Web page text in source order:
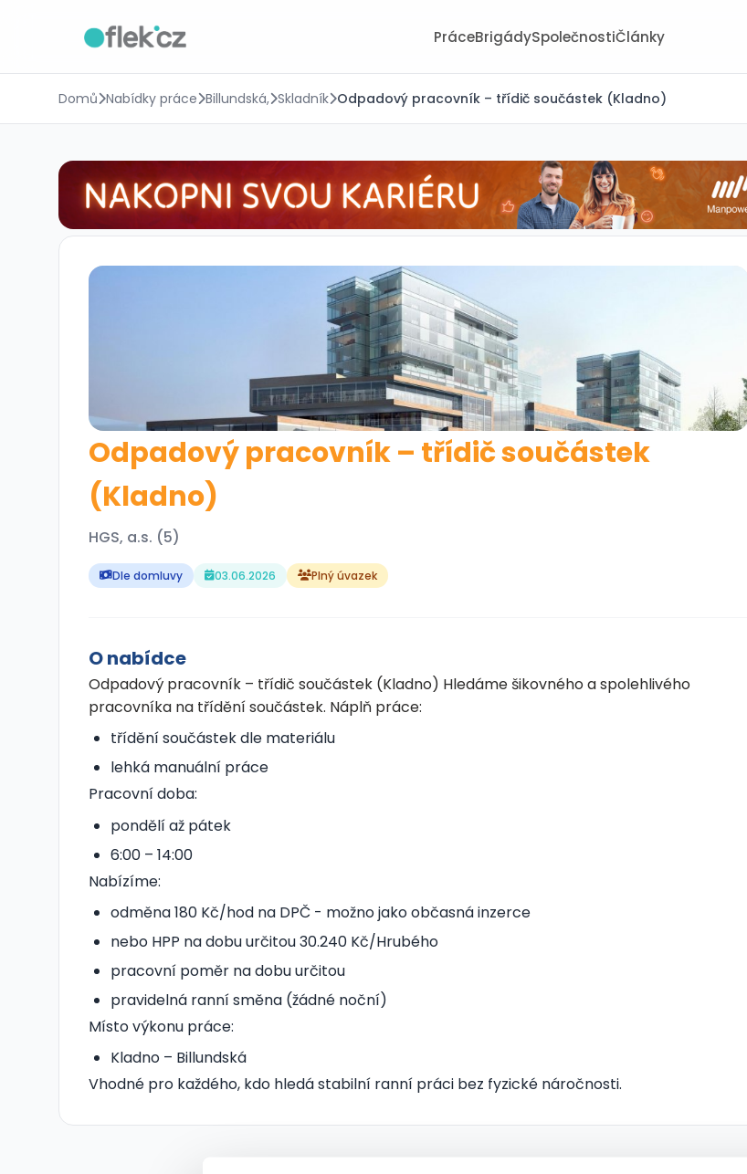
PráceBrigádySpolečnostiČlánky
Domů Nabídky práce Billundská, Skladník Odpadový pracovník – třídič součástek (Kladno)
Odpadový pracovník – třídič součástek
(Kladno)
HGS, a.s. (5)
Dle domluvy 03.06.2026 Plný úvazek
O nabídce
Odpadový pracovník – třídič součástek (Kladno) Hledáme šikovného a spolehlivého
pracovníka na třídění součástek. Náplň práce:
třídění součástek dle materiálu
lehká manuální práce
Pracovní doba:
pondělí až pátek
6:00 – 14:00
Nabízíme:
odměna 180 Kč/hod na DPČ - možno jako občasná inzerce
nebo HPP na dobu určitou 30.240 Kč/Hrubého
pracovní poměr na dobu určitou
pravidelná ranní směna (žádné noční)
Místo výkonu práce:
Kladno – Billundská
Vhodné pro každého, kdo hledá stabilní ranní práci bez fyzické náročnosti.